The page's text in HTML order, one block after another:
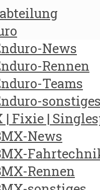
News
Rennen
Teams
sonstiges
| Fixie |
News
Rennen